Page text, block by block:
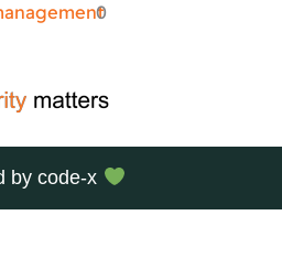
0
bycode-x